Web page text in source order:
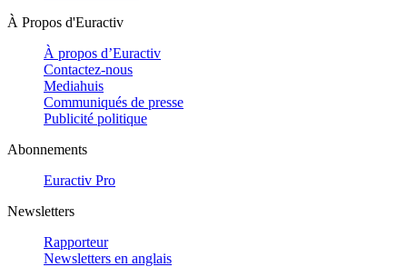
À Propos d'Euractiv
À propos d’Euractiv
Contactez-nous
Mediahuis
Communiqués de presse
Publicité politique
Abonnements
Euractiv Pro
Newsletters
Rapporteur
Newsletters en anglais